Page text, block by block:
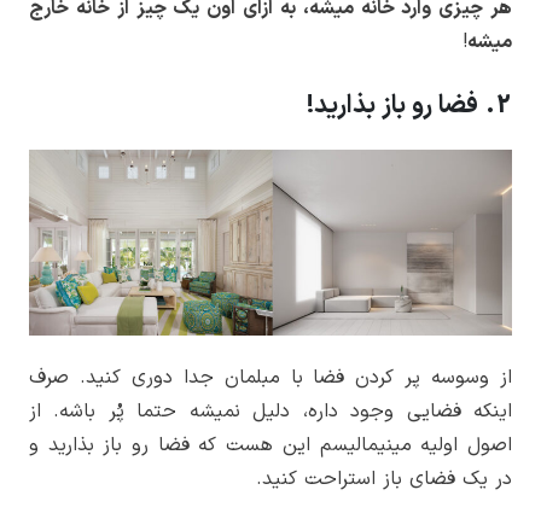
هر چیزی وارد خانه میشه، به ازای اون یک چیز از خانه خارج
میشه!
2. فضا رو باز بذارید!
از وسوسه پر کردن فضا با مبلمان جدا دوری کنید. صرف
اینکه فضایی وجود داره، دلیل نمیشه حتما پُر باشه. از
اصول اولیه مینیمالیسم این هست که فضا رو باز بذارید و
در یک فضای باز استراحت کنید.